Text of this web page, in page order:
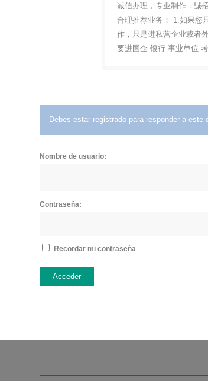
诚信办理，专业制作，誠
合理推荐业务： 1.如果您
作，只是进私营企业或者
要进国企 银行 事业单位
Debes estar registrado para responder a este
Nombre de usuario:
Contraseña:
Recordar mi contraseña
Acceder